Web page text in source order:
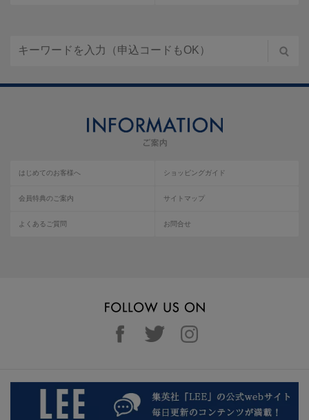
はじめてのお客様へ ショッピングガイド
会員特典のご案内 サイトマップ
よくあるご質問 お問合せ